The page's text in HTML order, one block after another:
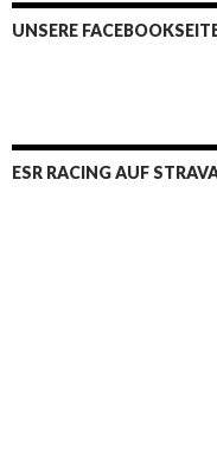
UNSERE
ESR RACING AUF